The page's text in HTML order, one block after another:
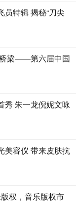
影的情境中。通过
地“围观”片中一家
中开怀大笑，收获
员特辑 揭秘“刀尖
梁——第六届中国
秀 朱一龙倪妮文咏
美容仪 带来皮肤抗
权，音乐版权市